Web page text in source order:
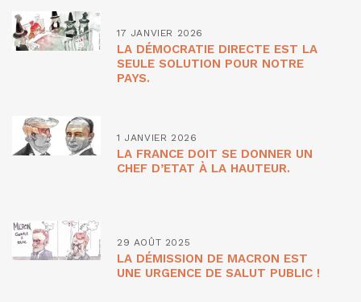
17 JANVIER 2026
LA DÉMOCRATIE DIRECTE EST LA
SEULE SOLUTION POUR NOTRE
PAYS.
1 JANVIER 2026
LA FRANCE DOIT SE DONNER UN
CHEF D’ETAT À LA HAUTEUR.
29 AOÛT 2025
LA DÉMISSION DE MACRON EST
UNE URGENCE DE SALUT PUBLIC !